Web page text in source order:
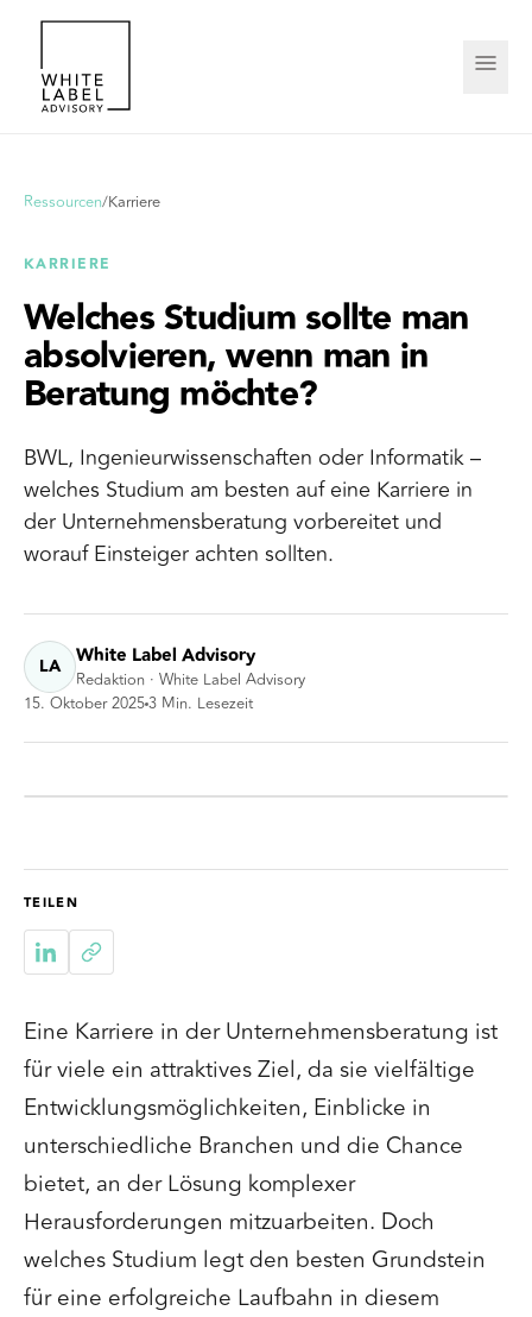
Ressourcen/Karriere
KARRIERE
Welches Studium sollte man
absolvieren, wenn man in
Beratung möchte?
BWL, Ingenieurwissenschaften oder Informatik –
welches Studium am besten auf eine Karriere in
der Unternehmensberatung vorbereitet und
worauf Einsteiger achten sollten.
LA White Label Advisory
Redaktion · White Label Advisory
15. Oktober 20253 Min. Lesezeit
TEILEN
Eine Karriere in der Unternehmensberatung ist
für viele ein attraktives Ziel, da sie vielfältige
Entwicklungsmöglichkeiten, Einblicke in
unterschiedliche Branchen und die Chance
bietet, an der Lösung komplexer
Herausforderungen mitzuarbeiten. Doch
welches Studium legt den besten Grundstein
für eine erfolgreiche Laufbahn in diesem